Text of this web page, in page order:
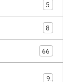
5
8
66
9